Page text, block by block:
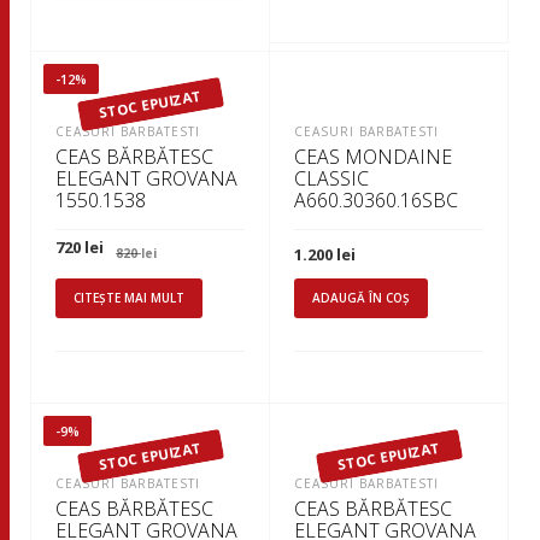
-12%
STOC EPUIZAT
CEASURI BARBATESTI
CEAS BĂRBĂTESC
ELEGANT GROVANA
1550.1538
820leiPrețul
inițial
a
fost:
820 lei.
720 lei Prețul
curent
este:
720 lei.
CITEȘTE MAI MULT
CEASURI BARBATESTI
CEAS MONDAINE
CLASSIC
A660.30360.16SBC
1.200 lei
ADAUGĂ ÎN COȘ
-9%
STOC EPUIZAT
CEASURI BARBATESTI
CEAS BĂRBĂTESC
ELEGANT GROVANA
STOC EPUIZAT
CEASURI BARBATESTI
CEAS BĂRBĂTESC
ELEGANT GROVANA